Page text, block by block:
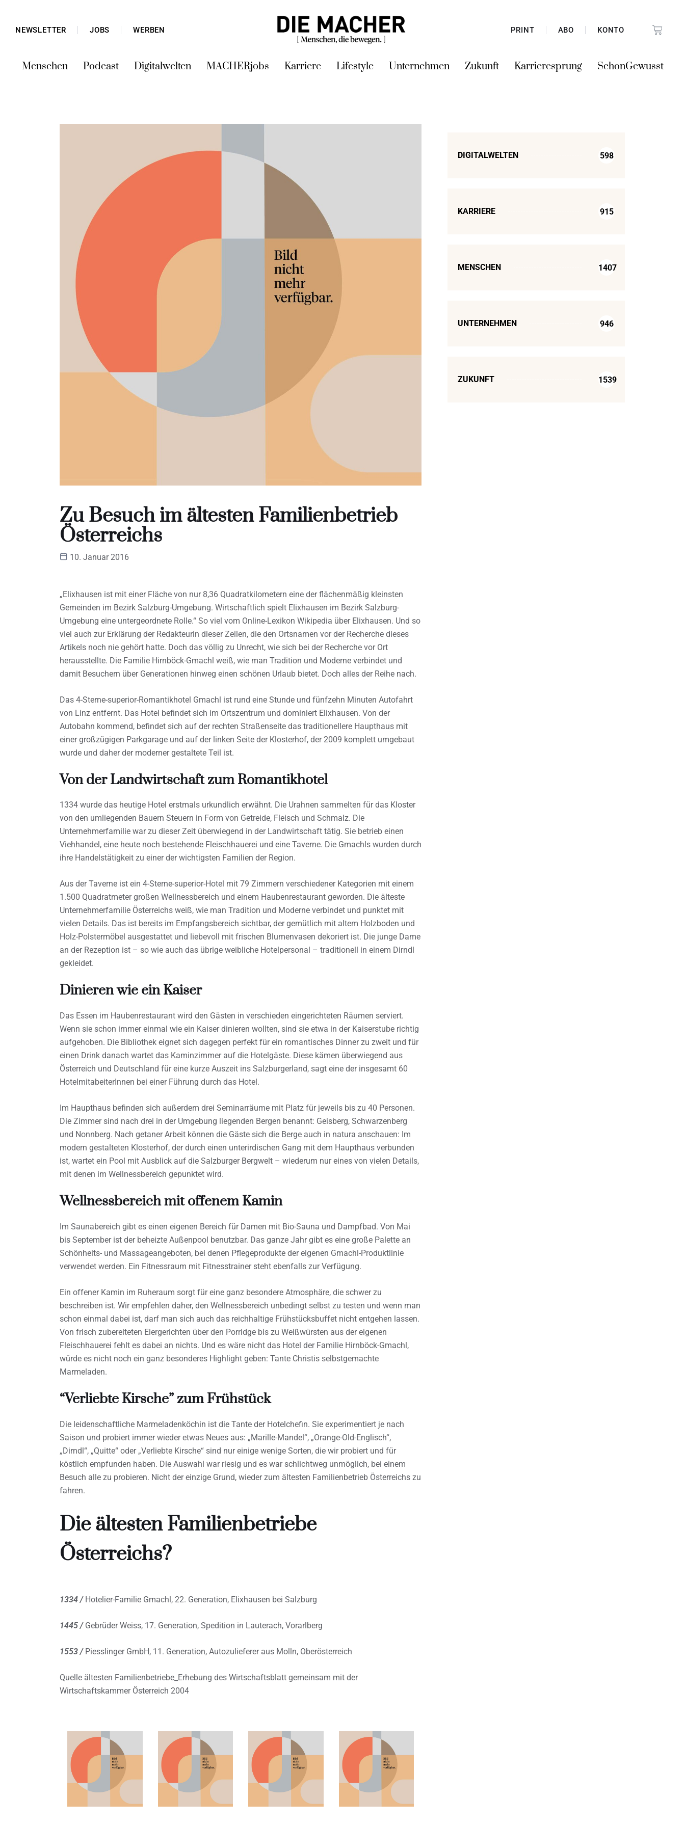
NEWSLETTER JOBS WERBEN PRINT ABO KONTO
Menschen Podcast Digitalwelten MACHERjobs Karriere Lifestyle Unternehmen Zukunft Karrieresprung SchonGewusst
Zu Besuch im ältesten Familienbetrieb
Österreichs
10. Januar 2016
„Elixhausen ist mit einer Fläche von nur 8,36 Quadratkilometern eine der flächenmäßig kleinsten
Gemeinden im Bezirk Salzburg-Umgebung. Wirtschaftlich spielt Elixhausen im Bezirk Salzburg-
Umgebung eine untergeordnete Rolle.“ So viel vom Online-Lexikon Wikipedia über Elixhausen. Und so
viel auch zur Erklärung der Redakteurin dieser Zeilen, die den Ortsnamen vor der Recherche dieses
Artikels noch nie gehört hatte. Doch das völlig zu Unrecht, wie sich bei der Recherche vor Ort
herausstellte. Die Familie Hirnböck-Gmachl weiß, wie man Tradition und Moderne verbindet und
damit Besuchern über Generationen hinweg einen schönen Urlaub bietet. Doch alles der Reihe nach.
Das 4-Sterne-superior-Romantikhotel Gmachl ist rund eine Stunde und fünfzehn Minuten Autofahrt
von Linz entfernt. Das Hotel befindet sich im Ortszentrum und dominiert Elixhausen. Von der
Autobahn kommend, befindet sich auf der rechten Straßenseite das traditionellere Haupthaus mit
einer großzügigen Parkgarage und auf der linken Seite der Klosterhof, der 2009 komplett umgebaut
wurde und daher der moderner gestaltete Teil ist.
Von der Landwirtschaft zum Romantikhotel
1334 wurde das heutige Hotel erstmals urkundlich erwähnt. Die Urahnen sammelten für das Kloster
von den umliegenden Bauern Steuern in Form von Getreide, Fleisch und Schmalz. Die
Unternehmerfamilie war zu dieser Zeit überwiegend in der Landwirtschaft tätig. Sie betrieb einen
Viehhandel, eine heute noch bestehende Fleischhauerei und eine Taverne. Die Gmachls wurden durch
ihre Handelstätigkeit zu einer der wichtigsten Familien der Region.
Aus der Taverne ist ein 4-Sterne-superior-Hotel mit 79 Zimmern verschiedener Kategorien mit einem
1.500 Quadratmeter großen Wellnessbereich und einem Haubenrestaurant geworden. Die älteste
Unternehmerfamilie Österreichs weiß, wie man Tradition und Moderne verbindet und punktet mit
vielen Details. Das ist bereits im Empfangsbereich sichtbar, der gemütlich mit altem Holzboden und
Holz-Polstermöbel ausgestattet und liebevoll mit frischen Blumenvasen dekoriert ist. Die junge Dame
an der Rezeption ist – so wie auch das übrige weibliche Hotelpersonal – traditionell in einem Dirndl
gekleidet.
Dinieren wie ein Kaiser
Das Essen im Haubenrestaurant wird den Gästen in verschieden eingerichteten Räumen serviert.
Wenn sie schon immer einmal wie ein Kaiser dinieren wollten, sind sie etwa in der Kaiserstube richtig
aufgehoben. Die Bibliothek eignet sich dagegen perfekt für ein romantisches Dinner zu zweit und für
einen Drink danach wartet das Kaminzimmer auf die Hotelgäste. Diese kämen überwiegend aus
Österreich und Deutschland für eine kurze Auszeit ins Salzburgerland, sagt eine der insgesamt 60
HotelmitabeiterInnen bei einer Führung durch das Hotel.
Im Haupthaus befinden sich außerdem drei Seminarräume mit Platz für jeweils bis zu 40 Personen.
Die Zimmer sind nach drei in der Umgebung liegenden Bergen benannt: Geisberg, Schwarzenberg
und Nonnberg. Nach getaner Arbeit können die Gäste sich die Berge auch in natura anschauen: Im
modern gestalteten Klosterhof, der durch einen unterirdischen Gang mit dem Haupthaus verbunden
ist, wartet ein Pool mit Ausblick auf die Salzburger Bergwelt – wiederum nur eines von vielen Details,
mit denen im Wellnessbereich gepunktet wird.
Wellnessbereich mit offenem Kamin
Im Saunabereich gibt es einen eigenen Bereich für Damen mit Bio-Sauna und Dampfbad. Von Mai
bis September ist der beheizte Außenpool benutzbar. Das ganze Jahr gibt es eine große Palette an
Schönheits- und Massageangeboten, bei denen Pflegeprodukte der eigenen Gmachl-Produktlinie
verwendet werden. Ein Fitnessraum mit Fitnesstrainer steht ebenfalls zur Verfügung.
Ein offener Kamin im Ruheraum sorgt für eine ganz besondere Atmosphäre, die schwer zu
beschreiben ist. Wir empfehlen daher, den Wellnessbereich unbedingt selbst zu testen und wenn man
schon einmal dabei ist, darf man sich auch das reichhaltige Frühstücksbuffet nicht entgehen lassen.
Von frisch zubereiteten Eiergerichten über den Porridge bis zu Weißwürsten aus der eigenen
Fleischhauerei fehlt es dabei an nichts. Und es wäre nicht das Hotel der Familie Hirnböck-Gmachl,
würde es nicht noch ein ganz besonderes Highlight geben: Tante Christis selbstgemachte
Marmeladen.
“Verliebte Kirsche” zum Frühstück
Die leidenschaftliche Marmeladenköchin ist die Tante der Hotelchefin. Sie experimentiert je nach
Saison und probiert immer wieder etwas Neues aus: „Marille-Mandel“, „Orange-Old-Englisch“,
„Dirndl“, „Quitte“ oder „Verliebte Kirsche“ sind nur einige wenige Sorten, die wir probiert und für
köstlich empfunden haben. Die Auswahl war riesig und es war schlichtweg unmöglich, bei einem
Besuch alle zu probieren. Nicht der einzige Grund, wieder zum ältesten Familienbetrieb Österreichs zu
fahren.
Die ältesten Familienbetriebe
Österreichs?
1334 /Hotelier-Familie Gmachl, 22. Generation, Elixhausen bei Salzburg
1445 /Gebrüder Weiss, 17. Generation, Spedition in Lauterach, Vorarlberg
1553 /Piesslinger GmbH, 11. Generation, Autozulieferer aus Molln, Oberösterreich
Quelle ältesten Familienbetriebe_Erhebung des Wirtschaftsblatt gemeinsam mit der
Wirtschaftskammer Österreich 2004
DIGITALWELTEN 598
KARRIERE 915
MENSCHEN 1407
UNTERNEHMEN 946
ZUKUNFT 1539